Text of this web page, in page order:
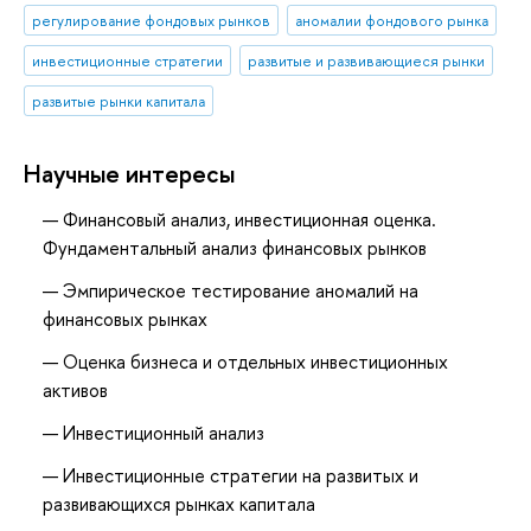
регулирование фондовых рынков
аномалии фондового рынка
инвестиционные стратегии
развитые и развивающиеся рынки
развитые рынки капитала
Научные интересы
Финансовый анализ, инвестиционная оценка.
Фундаментальный анализ финансовых рынков
Эмпирическое тестирование аномалий на
финансовых рынках
Оценка бизнеса и отдельных инвестиционных
активов
Инвестиционный анализ
Инвестиционные стратегии на развитых и
развивающихся рынках капитала